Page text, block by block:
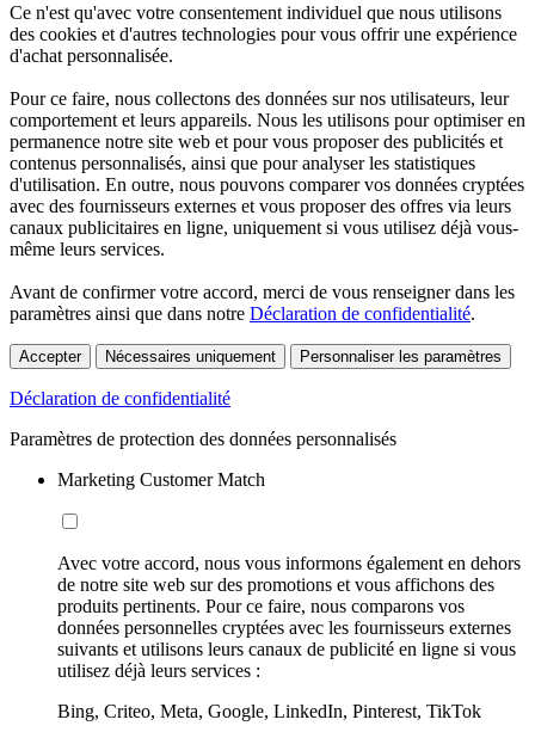
Ce n'est qu'avec votre consentement individuel que nous utilisons
des cookies et d'autres technologies pour vous offrir une expérience
d'achat personnalisée.
Pour ce faire, nous collectons des données sur nos utilisateurs, leur
comportement et leurs appareils. Nous les utilisons pour optimiser en
permanence notre site web et pour vous proposer des publicités et
contenus personnalisés, ainsi que pour analyser les statistiques
d'utilisation. En outre, nous pouvons comparer vos données cryptées
avec des fournisseurs externes et vous proposer des offres via leurs
canaux publicitaires en ligne, uniquement si vous utilisez déjà vous-
même leurs services.
Avant de confirmer votre accord, merci de vous renseigner dans les
paramètres ainsi que dans notre Déclaration de confidentialité.
Accepter Nécessaires uniquement Personnaliser les paramètres
Déclaration de confidentialité
Paramètres de protection des données personnalisés
Marketing Customer Match
Avec votre accord, nous vous informons également en dehors
de notre site web sur des promotions et vous affichons des
produits pertinents. Pour ce faire, nous comparons vos
données personnelles cryptées avec les fournisseurs externes
suivants et utilisons leurs canaux de publicité en ligne si vous
utilisez déjà leurs services :
Bing, Criteo, Meta, Google, LinkedIn, Pinterest, TikTok